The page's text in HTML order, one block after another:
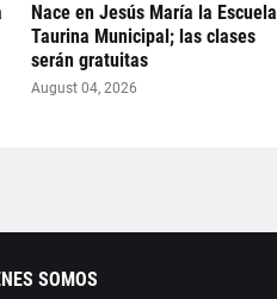
Nace en Jesús María la Escuela
Taurina Municipal; las clases
serán gratuitas
August 04, 2026
SOMOS